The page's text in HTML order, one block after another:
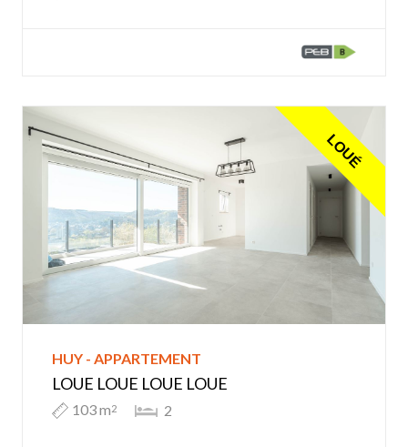
HUY - APPARTEMENT
LOUE LOUE LOUE LOUE
103 m2 2
LOUÉ